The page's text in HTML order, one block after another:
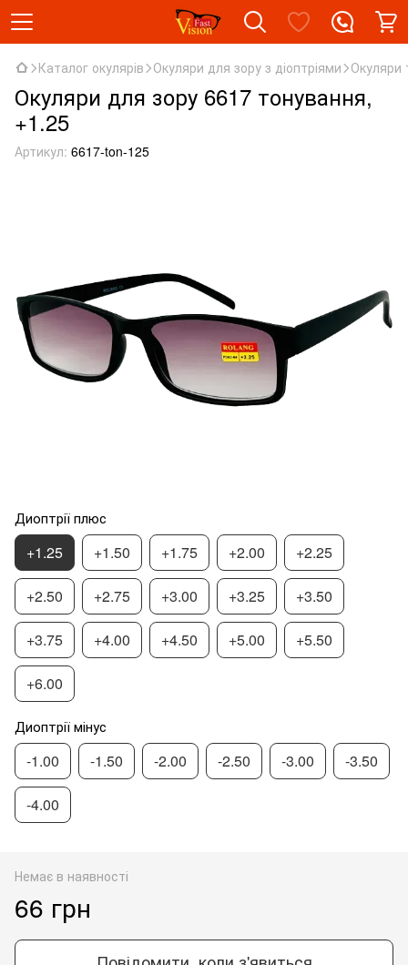
Каталог окулярів Окуляри для зору з діоптріями Окуляри
Окуляри для зору 6617 тонування,
+1.25
Артикул: 6617-ton-125
Диоптрії плюс
+1.25 +1.50 +1.75 +2.00 +2.25
+2.50 +2.75 +3.00 +3.25 +3.50
+3.75 +4.00 +4.50 +5.00 +5.50
+6.00
Диоптрії мінус
-1.00 -1.50 -2.00 -2.50 -3.00 -3.50
-4.00
Немає в наявності
66 грн